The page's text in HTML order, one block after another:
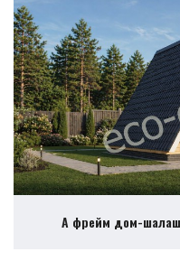
А фрейм дом-